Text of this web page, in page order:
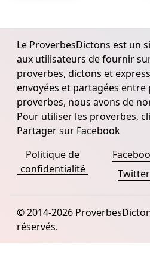
Le ProverbesDictons est un
aux utilisateurs de fournir
proverbes, dictons et
envoyées et partagées entre
proverbes, nous avons de
Pour utiliser les proverbes,
Partager sur Facebook
Politique de
confidentialité
Twitter
© 2014-2026
réservés.